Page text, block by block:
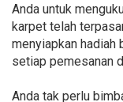
Anda untuk
karpet telah
menyiapkan hadiah
setiap pemesanan
Anda tak perlu